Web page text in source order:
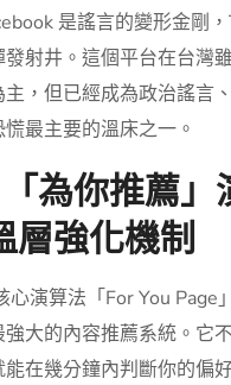
是謠言的變形金剛
射井。這個平台在台灣
主，但已經成為政治謠言
最主要的溫床之一。
為你推薦」
層強化機制
心演算法「For You Page
強大的內容推薦系統。它
在幾分鐘內判斷你的偏